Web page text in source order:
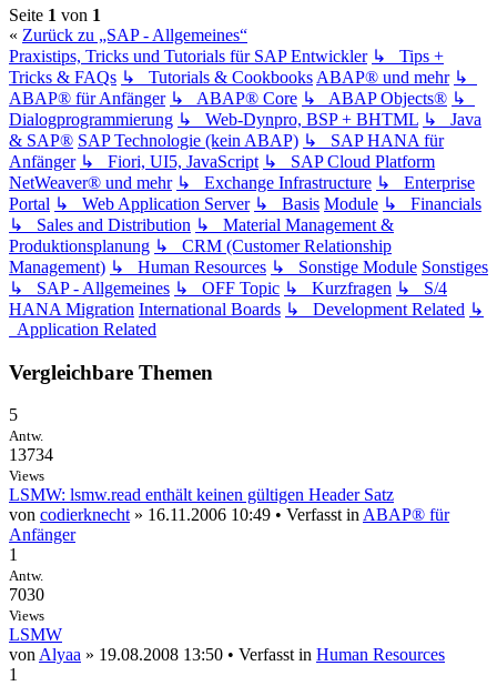
Seite 1 von 1
« Zurück zu „SAP - Allgemeines“
Praxistips, Tricks und Tutorials für SAP Entwickler ↳ Tips +
Tricks & FAQs ↳ Tutorials & Cookbooks ABAP® und mehr ↳
ABAP® für Anfänger ↳ ABAP® Core ↳ ABAP Objects® ↳
Dialogprogrammierung ↳ Web-Dynpro, BSP + BHTML ↳ Java
& SAP® SAP Technologie (kein ABAP) ↳ SAP HANA für
Anfänger ↳ Fiori, UI5, JavaScript ↳ SAP Cloud Platform
NetWeaver® und mehr ↳ Exchange Infrastructure ↳ Enterprise
Portal ↳ Web Application Server ↳ Basis Module ↳ Financials
↳ Sales and Distribution ↳ Material Management &
Produktionsplanung ↳ CRM (Customer Relationship
Management) ↳ Human Resources ↳ Sonstige Module Sonstiges
↳ SAP - Allgemeines ↳ OFF Topic ↳ Kurzfragen ↳ S/4
HANA Migration International Boards ↳ Development Related ↳
Application Related
Vergleichbare Themen
5
Antw.
13734
Views
LSMW: lsmw.read enthält keinen gültigen Header Satz
von codierknecht» 16.11.2006 10:49 • Verfasst inABAP® für
Anfänger
1
Antw.
7030
Views
LSMW
vonAlyaa » 19.08.2008 13:50 • Verfasst in Human Resources
1